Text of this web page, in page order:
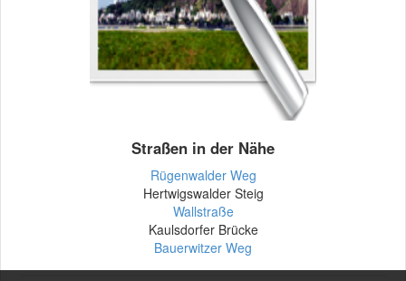
Straßen in der Nähe
Rügenwalder Weg
Hertwigswalder Steig
Wallstraße
Kaulsdorfer Brücke
Bauerwitzer Weg